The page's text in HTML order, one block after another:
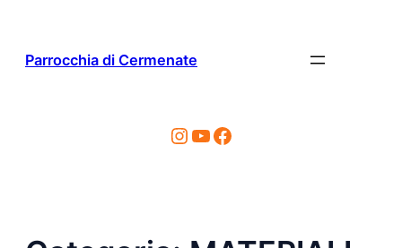
contenuto
Parrocchia di Cermenate
Instagram
YouTube
Facebook